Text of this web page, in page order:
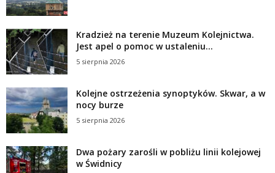
Kradzież na terenie Muzeum Kolejnictwa.
Jest apel o pomoc w ustaleniu...
5 sierpnia 2026
Kolejne ostrzeżenia synoptyków. Skwar, a w
nocy burze
5 sierpnia 2026
Dwa pożary zarośli w pobliżu linii kolejowej
w Świdnicy